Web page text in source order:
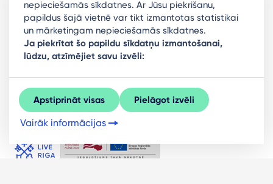
Ready to stay in the loop on Rigas business
community? Subscribe to our newsletter.
Sign Up
nepieciešamās sīkdatnes. Ar Jūsu piekrišanu,
papildus šajā vietnē var tikt izmantotas statistikai
un mārketingam nepieciešamās sīkdatnes.
Ja piekrītat šo papildu sīkdatņu izmantošanai,
lūdzu, atzīmējiet savu izvēli:
Apstiprināt visas Pielāgot izvēli
Vairāk informācijas